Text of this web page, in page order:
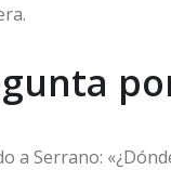
a Serrano: